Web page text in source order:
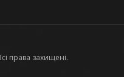
права захищені.